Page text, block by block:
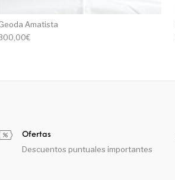
Amatista
€
Ofertas
Descuentos puntuales importantes